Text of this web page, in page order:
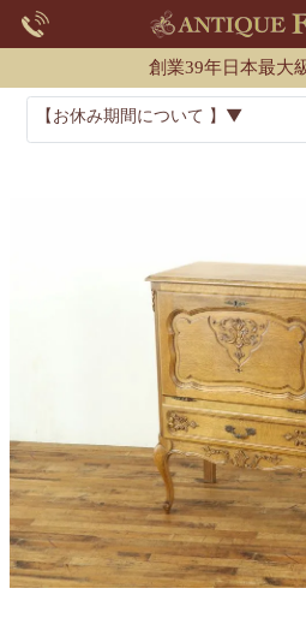
創業39年日本最大
【お休み期間について 】▼